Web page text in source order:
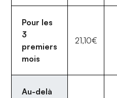
Pour les
3
premiers
mois
21,10€
Au-delà